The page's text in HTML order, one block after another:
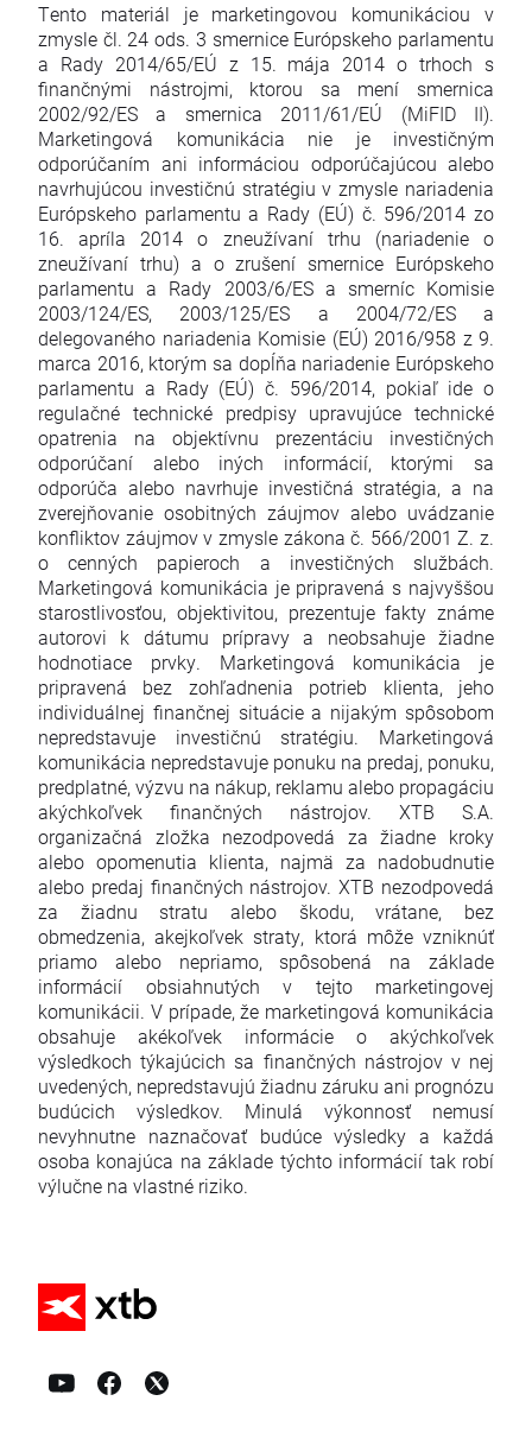
Tento materiál je marketingovou komunikáciou v
zmysle čl. 24 ods. 3 smernice Európskeho parlamentu
a Rady 2014/65/EÚ z 15. mája 2014 o trhoch s
finančnými nástrojmi, ktorou sa mení smernica
2002/92/ES a smernica 2011/61/EÚ (MiFID II).
Marketingová komunikácia nie je investičným
odporúčaním ani informáciou odporúčajúcou alebo
navrhujúcou investičnú stratégiu v zmysle nariadenia
Európskeho parlamentu a Rady (EÚ) č. 596/2014 zo
16. apríla 2014 o zneužívaní trhu (nariadenie o
zneužívaní trhu) a o zrušení smernice Európskeho
parlamentu a Rady 2003/6/ES a smerníc Komisie
2003/124/ES, 2003/125/ES a 2004/72/ES a
delegovaného nariadenia Komisie (EÚ) 2016/958 z 9.
marca 2016, ktorým sa dopĺňa nariadenie Európskeho
parlamentu a Rady (EÚ) č. 596/2014, pokiaľ ide o
regulačné technické predpisy upravujúce technické
opatrenia na objektívnu prezentáciu investičných
odporúčaní alebo iných informácií, ktorými sa
odporúča alebo navrhuje investičná stratégia, a na
zverejňovanie osobitných záujmov alebo uvádzanie
konfliktov záujmov v zmysle zákona č. 566/2001 Z. z.
o cenných papieroch a investičných službách.
Marketingová komunikácia je pripravená s najvyššou
starostlivosťou, objektivitou, prezentuje fakty známe
autorovi k dátumu prípravy a neobsahuje žiadne
hodnotiace prvky. Marketingová komunikácia je
pripravená bez zohľadnenia potrieb klienta, jeho
individuálnej finančnej situácie a nijakým spôsobom
nepredstavuje investičnú stratégiu. Marketingová
komunikácia nepredstavuje ponuku na predaj, ponuku,
predplatné, výzvu na nákup, reklamu alebo propagáciu
akýchkoľvek finančných nástrojov. XTB S.A.
organizačná zložka nezodpovedá za žiadne kroky
alebo opomenutia klienta, najmä za nadobudnutie
alebo predaj finančných nástrojov. XTB nezodpovedá
za žiadnu stratu alebo škodu, vrátane, bez
obmedzenia, akejkoľvek straty, ktorá môže vzniknúť
priamo alebo nepriamo, spôsobená na základe
informácií obsiahnutých v tejto marketingovej
komunikácii. V prípade, že marketingová komunikácia
obsahuje akékoľvek informácie o akýchkoľvek
výsledkoch týkajúcich sa finančných nástrojov v nej
uvedených, nepredstavujú žiadnu záruku ani prognózu
budúcich výsledkov. Minulá výkonnosť nemusí
nevyhnutne naznačovať budúce výsledky a každá
osoba konajúca na základe týchto informácií tak robí
výlučne na vlastné riziko.